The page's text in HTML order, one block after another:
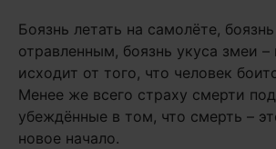
Боязнь летать на самолёте,
отравленным, боязнь укуса змеи –
исходит от того, что человек
Менее же всего страху смерти
убеждённые в том, что смерть –
новое начало.